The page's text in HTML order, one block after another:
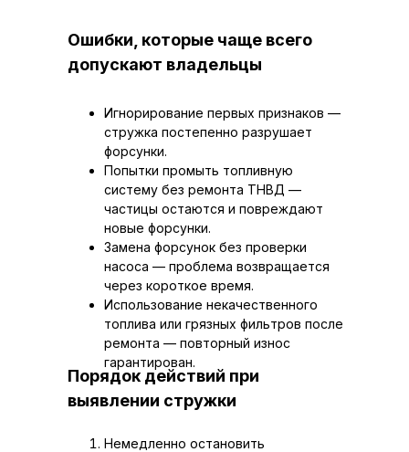
Игнорирование первых признаков —
стружка постепенно разрушает
форсунки.
Попытки промыть топливную
систему без ремонта ТНВД —
частицы остаются и повреждают
новые форсунки.
Замена форсунок без проверки
насоса — проблема возвращается
через короткое время.
Использование некачественного
топлива или грязных фильтров после
ремонта — повторный износ
гарантирован.
Немедленно остановить
Ошибки, которые чаще всего
допускают владельцы
Порядок действий при
выявлении стружки